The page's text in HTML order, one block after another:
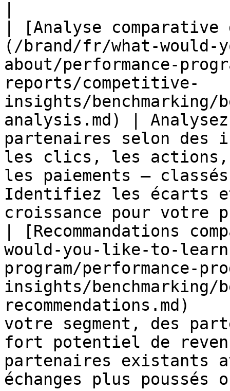
| [Analyse
(/brand/fr/what-
about/performance-
reports/competitive-
insights/benchmarking/
analysis.md) |
partenaires selon des
les clics, les
les paiements —
Identifiez les écarts
croissance pour votre
| [Recommandations
would-you-like-to-
program/performance-
insights/benchmarking/
recommendations.md)
votre segment, des
fort potentiel de
partenaires existants
échanges plus poussés